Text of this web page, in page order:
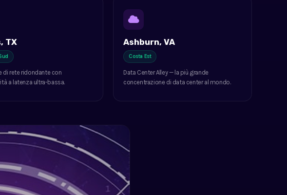
TX
di rete ridondante con
a latenza ultra-bassa.
Ashburn, VA
Costa Est
Data Center Alley — la più grande
concentrazione di data center al mondo.